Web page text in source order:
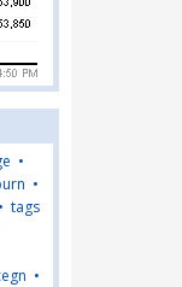
•
•
• tags
•